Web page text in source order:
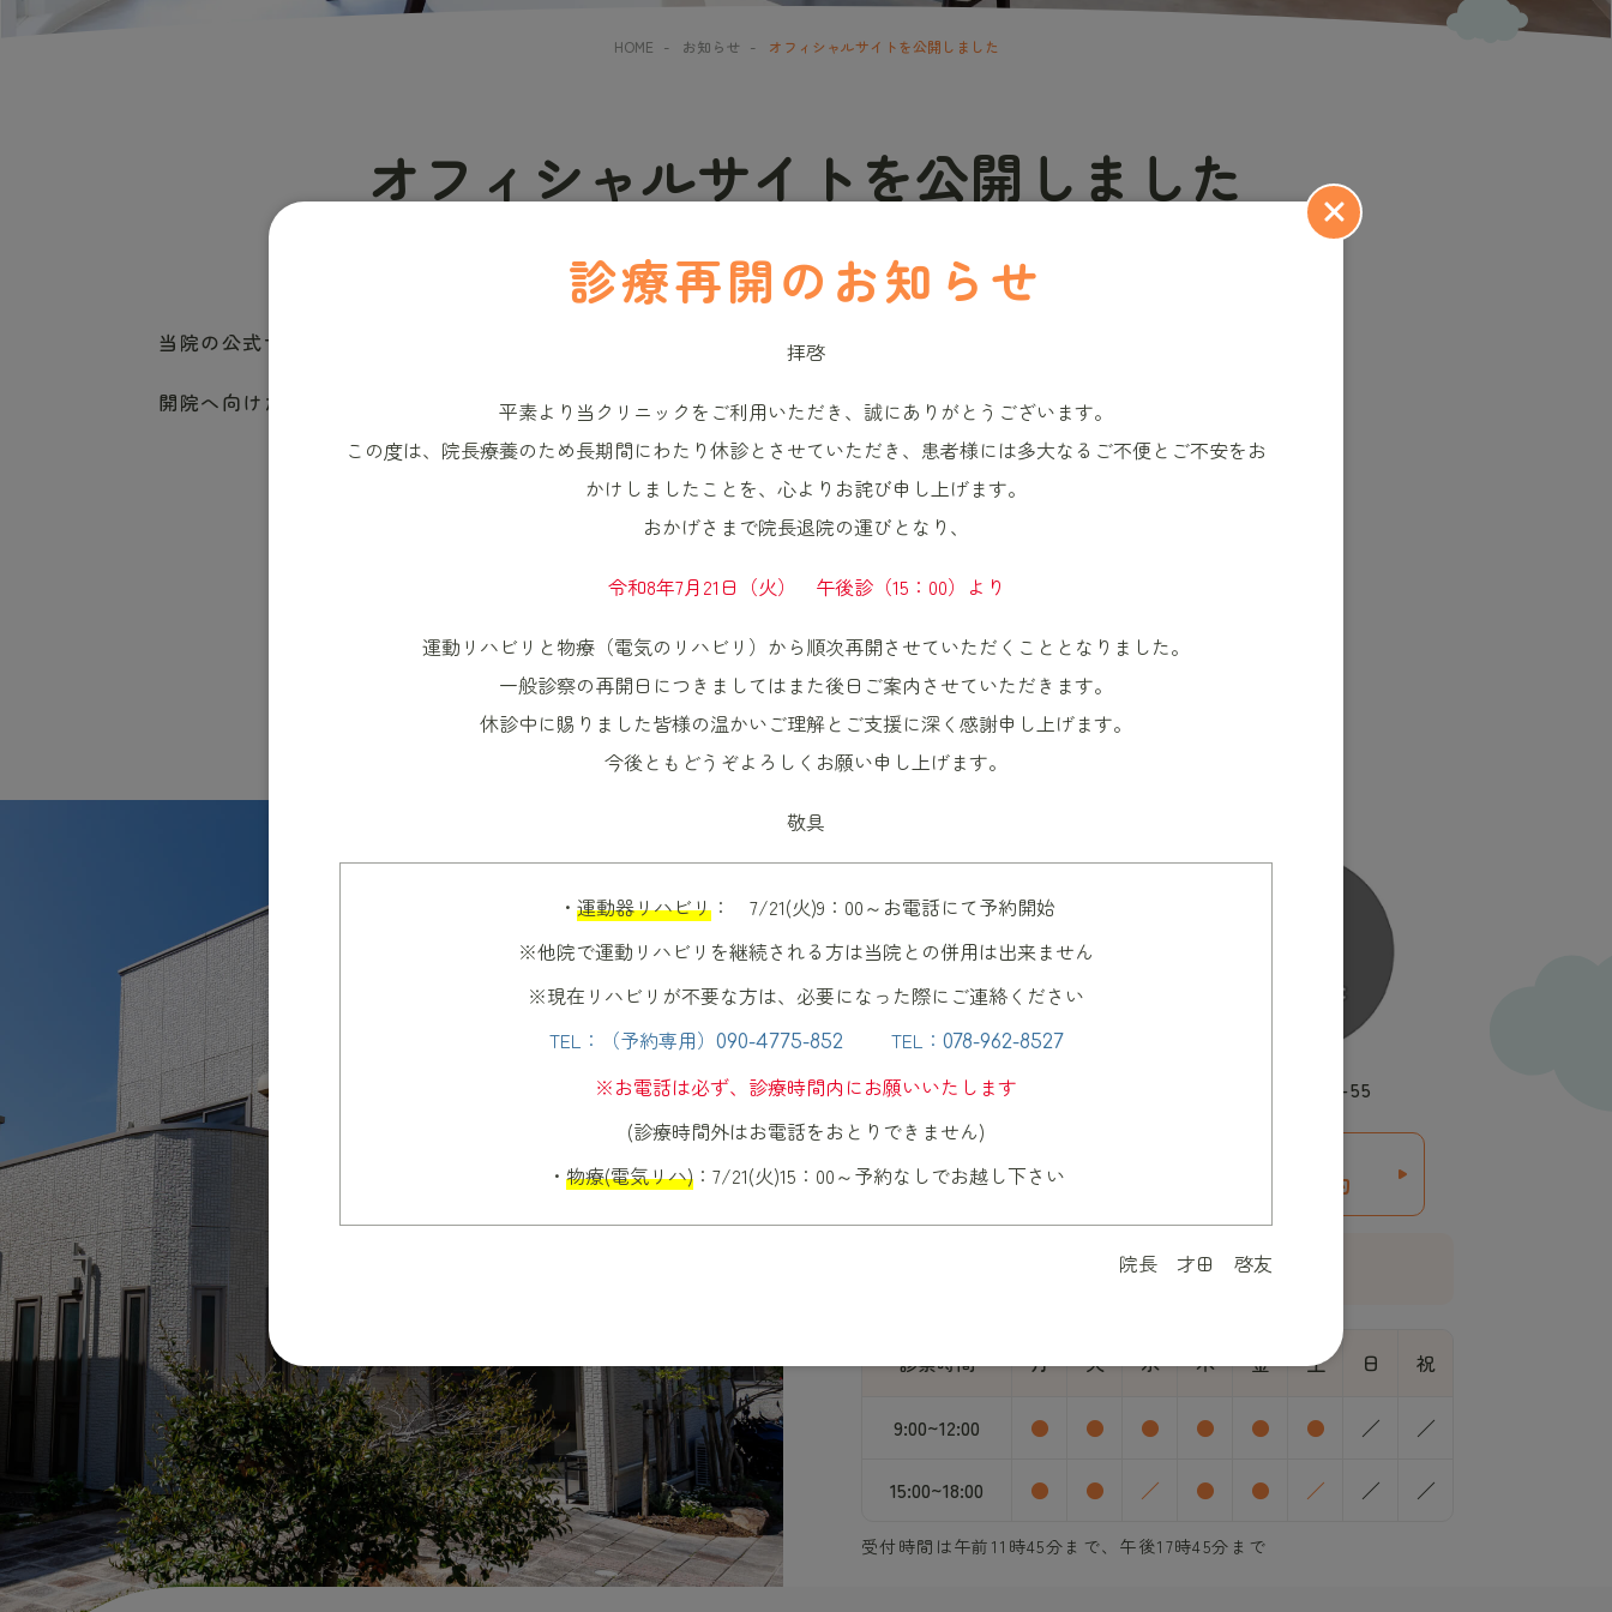
HOME - お知らせ - オフィシャルサイトを公開しました
オフィシャルサイトを公開しました
2025.03.07
当院の公式サイトを公開しました。
開院へ向けた情報は、当サイトから発信いたします。
〒651-2129 兵庫県神戸市西区白水1丁目14-55
078-962-8527 予約
院内駐車場8台完備 駐輪場あり
診察時間 月 火 水 木 金 土 日 祝
9:00~12:00 ● ● ● ● ● ● ／ ／
15:00~18:00 ● ● ／ ● ● ／ ／ ／
受付時間は午前11時45分まで、午後17時45分まで
診療再開のお知らせ
拝啓
平素より当クリニックをご利用いただき、誠にありがとうございます。
この度は、院長療養のため長期間にわたり休診とさせていただき、患者様には多大なるご不便とご不安をお
かけしましたことを、心よりお詫び申し上げます。
おかげさまで院長退院の運びとなり、
令和8年7月21日（火） 午後診（15：00）より
運動リハビリと物療（電気のリハビリ）から順次再開させていただくこととなりました。
一般診察の再開日につきましてはまた後日ご案内させていただきます。
休診中に賜りました皆様の温かいご理解とご支援に深く感謝申し上げます。
今後ともどうぞよろしくお願い申し上げます。
敬具
・ 運動器リハビリ： 7/21(火)9：00～お電話にて予約開始
※他院で運動リハビリを継続される方は当院との併用は出来ません
※現在リハビリが不要な方は、必要になった際にご連絡ください
TEL：（予約専用）
090-4775-852 TEL： 078-962-8527
※お電話は必ず、診療時間内にお願いいたします
(診療時間外はお電話をおとりできません)
・ 物療(電気リハ) ：7/21(火)15：00～予約なしでお越し下さい
院長 才田 啓友